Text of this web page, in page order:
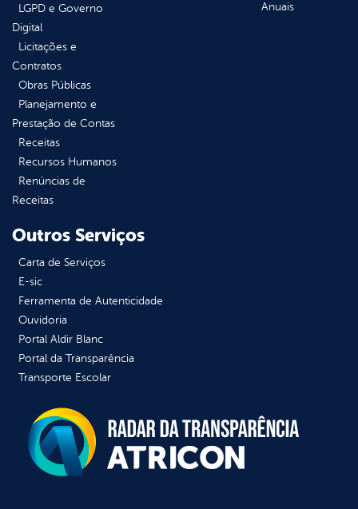
LGPD e Governo
Digital
Licitações e
Contratos
Obras Públicas
Planejamento e
Prestação de Contas
Receitas
Recursos Humanos
Renúncias de
Receitas
Anuais
Outros Serviços
Carta de Serviços
E-sic
Ferramenta de Autenticidade
Ouvidoria
Portal Aldir Blanc
Portal da Transparência
Transporte Escolar